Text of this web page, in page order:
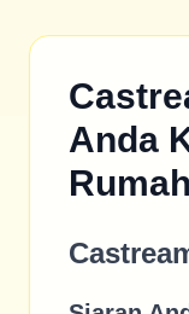
Anda
Rumah